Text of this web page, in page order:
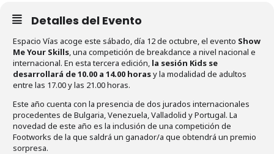
Detalles del Evento
Espacio Vías acoge este sábado, día 12 de octubre, el evento Show
Me Your Skills, una competición de breakdance a nivel nacional e
internacional. En esta tercera edición, la sesión Kids se
desarrollará de 10.00 a 14.00 horasy la modalidad de adultos
entre las 17.00 y las 21.00 horas.
Este año cuenta con la presencia de dos jurados internacionales
procedentes de Bulgaria, Venezuela, Valladolid y Portugal. La
novedad de este año es la inclusión de una competición de
Footworks de la que saldrá un ganador/a que obtendrá un premio
sorpresa.